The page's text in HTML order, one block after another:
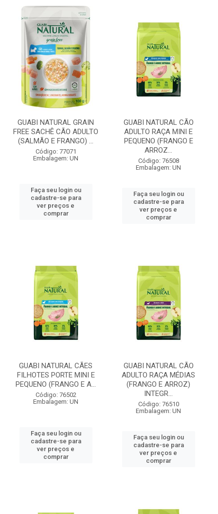
GUABI NATURAL GRAIN
FREE SACHÊ CÃO ADULTO
(SALMÃO E FRANGO) ...
Código: 77071
Embalagem: UN
Faça seu login ou
cadastre-se para
ver preços e
comprar
GUABI NATURAL CÃO
ADULTO RAÇA MINI E
PEQUENO (FRANGO E
ARROZ...
Código: 76508
Embalagem: UN
Faça seu login ou
cadastre-se para
ver preços e
comprar
GUABI NATURAL CÃES
FILHOTES PORTE MINI E
PEQUENO (FRANGO E A...
Código: 76502
Embalagem: UN
Faça seu login ou
cadastre-se para
ver preços e
comprar
GUABI NATURAL CÃO
ADULTO RAÇA MÉDIAS
(FRANGO E ARROZ)
INTEGR...
Código: 76510
Embalagem: UN
Faça seu login ou
cadastre-se para
ver preços e
comprar